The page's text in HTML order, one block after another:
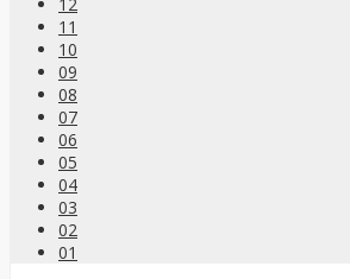
11
10
09
08
07
06
05
04
03
02
01